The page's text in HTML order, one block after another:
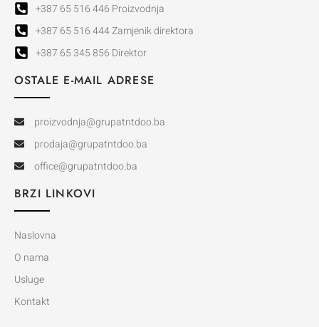
+387 65 516 446 Proizvodnja
+387 65 516 444 Zamjenik direktora
+387 65 345 856 Direktor
OSTALE E-MAIL ADRESE
proizvodnja@grupatntdoo.ba
prodaja@grupatntdoo.ba
office@grupatntdoo.ba
BRZI LINKOVI
Naslovna
O nama
Usluge
Kontakt